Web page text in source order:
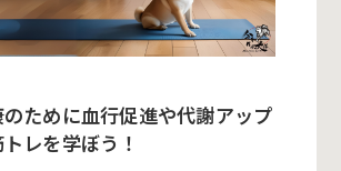
ために血行促進や代謝アップ
レを学ぼう！